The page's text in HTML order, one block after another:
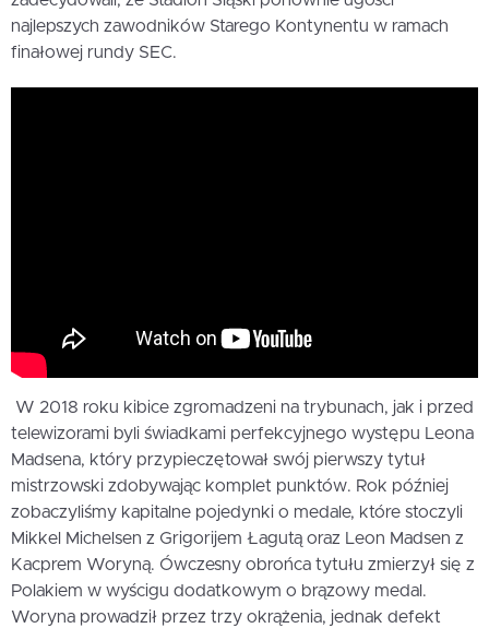
najlepszych zawodników Starego Kontynentu w ramach
finałowej rundy SEC.
W 2018 roku kibice zgromadzeni na trybunach, jak i przed
telewizorami byli świadkami perfekcyjnego występu Leona
Madsena, który przypieczętował swój pierwszy tytuł
mistrzowski zdobywając komplet punktów. Rok później
zobaczyliśmy kapitalne pojedynki o medale, które stoczyli
Mikkel Michelsen z Grigorijem Łagutą oraz Leon Madsen z
Kacprem Woryną. Ówczesny obrońca tytułu zmierzył się z
Polakiem w wyścigu dodatkowym o brązowy medal.
Woryna prowadził przez trzy okrążenia, jednak defekt